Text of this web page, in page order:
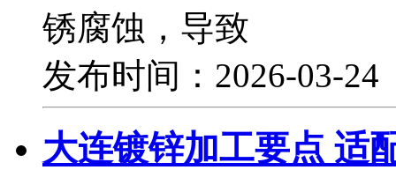
锈腐蚀，导致
发布时间：2026-03-
大连镀锌加工要点 适